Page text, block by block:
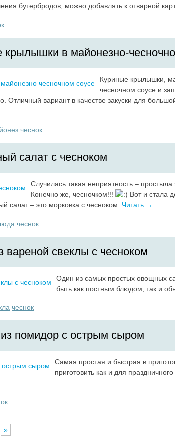
бутербродов, можно добавлять к отварной
крылышки в майонезно-
Куриные крылышки,
чесночном соусе и
Отличный вариант в качестве закуски для
чеснок
салат с чесноком
Случилась такая неприятность –
Конечно же, чесночком!!!
Вот и стала
салат – это морковка с чесноком.
Читать →
чеснок
вареной свеклы с чесноком
Один из самых простых овощных
быть как постным блюдом, так и
чеснок
из помидор с острым сыром
Самая простая и быстрая в
приготовить как и для
»